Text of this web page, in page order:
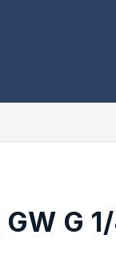
G